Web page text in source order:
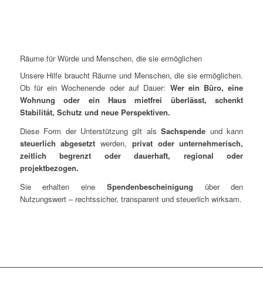
Räume für Würde und Menschen, die sie ermöglichen
Unsere Hilfe braucht Räume und Menschen, die sie ermöglichen.
Ob für ein Wochenende oder auf Dauer: Wer ein Büro, eine
Wohnung oder ein Haus mietfrei überlässt, schenkt
Stabilität, Schutz und neue Perspektiven.
Diese Form der Unterstützung gilt alsSachspende und kann
steuerlich abgesetzt werden, privat oder unternehmerisch,
zeitlich begrenzt oder dauerhaft, regional oder
projektbezogen.
Sie erhalten eine Spendenbescheinigung über den
Nutzungswert – rechtssicher, transparent und steuerlich wirksam.